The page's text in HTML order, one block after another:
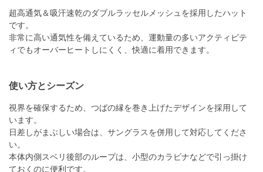
超高通気＆吸汗速乾のダブルラッセルメッシュを採用したハット
です。
非常に高い通気性を備えているため、運動量の多いアクティビテ
ィでもオーバーヒートしにくく、快適に着用できます。
使い方とシーズン
視界を確保するため、つばの縁を巻き上げたデザインを採用して
います。
日差しがまぶしい場合は、サングラスを併用して対応してくださ
い。
本体内側スベリ後部のループは、小型のカラビナなどで引っ掛け